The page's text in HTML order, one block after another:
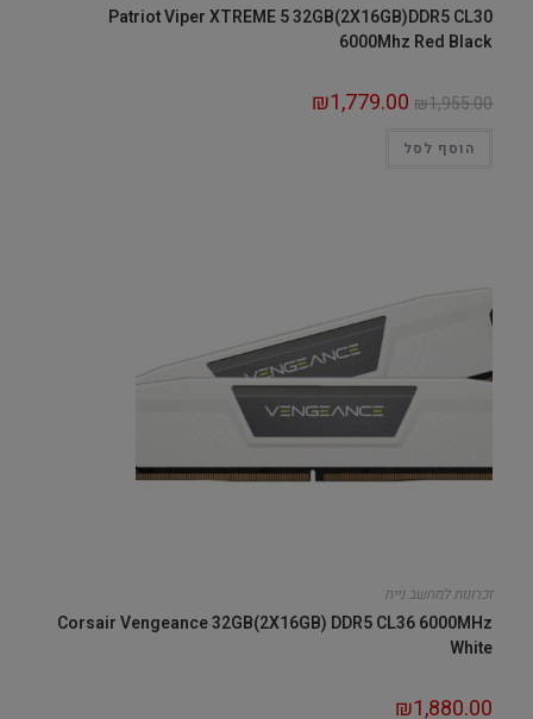
Patriot Viper XTREME 5 32GB(2X16GB)DDR5 CL30
6000Mhz Red Black
₪1,955.00
₪1,779.00
הוסף לסל
זכרונות למחשב נייח
Corsair Vengeance 32GB(2X16GB) DDR5 CL36 6000MHz
White
₪1,880.00